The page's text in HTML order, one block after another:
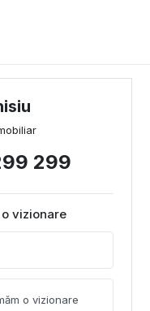
299
vizionare